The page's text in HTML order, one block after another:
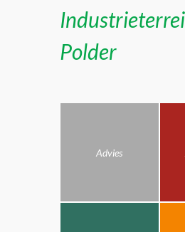
Polder
Advies